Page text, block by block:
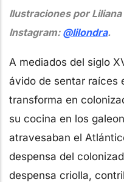
Ilustraciones por Liliana
Instagram: @lilondra.
A mediados del siglo
ávido de sentar raíces
transforma en
su cocina en los
atravesaban el
despensa del
despensa criolla,